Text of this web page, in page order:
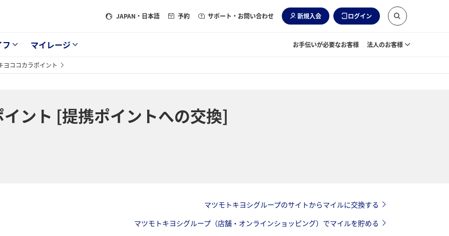
JAPAN ・日本語 予約 サポート・お問い合わせ 新規入会 ログイン
マイレージ お手伝いが必要なお客様 法人のお客様
ヨココカラポイント
ント [提携ポイントへの交換]
マツモトキヨシグループのサイトからマイルに交換する
マツモトキヨシグループ（店舗・オンラインショッピング）でマイルを貯める